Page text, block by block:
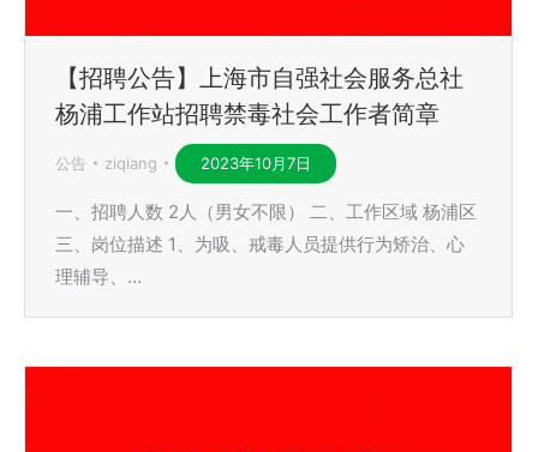
【招聘公告】上海市自强社会服务总社
杨浦工作站招聘禁毒社会工作者简章
公告 ziqiang 2023年10月7日
一、招聘人数 2人（男女不限） 二、工作区域 杨浦区
三、岗位描述 1、为吸、戒毒人员提供行为矫治、心
理辅导、…